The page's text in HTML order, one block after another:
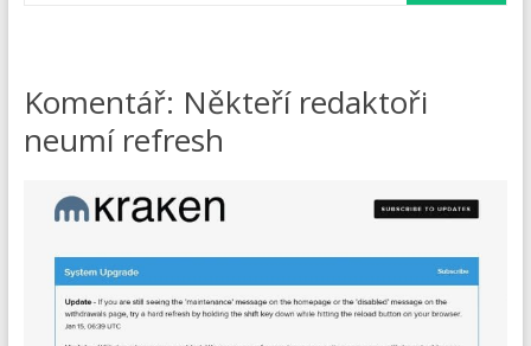
Komentář: Někteří redaktoři
neumí refresh